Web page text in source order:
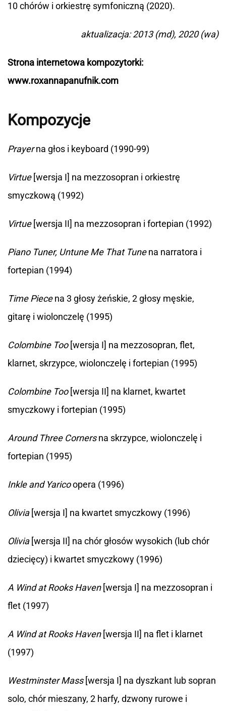
10 chórów i orkiestrę symfoniczną (2020).
aktualizacja: 2013 (md), 2020 (wa)
Strona internetowa kompozytorki:
www.roxannapanufnik.com
Kompozycje
Prayerna głos i keyboard (1990-99)
Virtue[wersja I] na mezzosopran i orkiestrę
smyczkową (1992)
Virtue[wersja II] na mezzosopran i fortepian (1992)
Piano Tuner, Untune Me That Tunena narratora i
fortepian (1994)
Time Piecena 3 głosy żeńskie, 2 głosy męskie,
gitarę i wiolonczelę (1995)
Colombine Too[wersja I] na mezzosopran, flet,
klarnet, skrzypce, wiolonczelę i fortepian (1995)
Colombine Too[wersja II] na klarnet, kwartet
smyczkowy i fortepian (1995)
Around Three Cornersna skrzypce, wiolonczelę i
fortepian (1995)
Inkle and Yaricoopera (1996)
Olivia[wersja I] na kwartet smyczkowy (1996)
Olivia[wersja II] na chór głosów wysokich (lub chór
dziecięcy) i kwartet smyczkowy (1996)
A Wind at Rooks Haven[wersja I] na mezzosopran i
flet (1997)
A Wind at Rooks Haven[wersja II] na flet i klarnet
(1997)
Westminster Mass[wersja I] na dyszkant lub sopran
solo, chór mieszany, 2 harfy, dzwony rurowe i